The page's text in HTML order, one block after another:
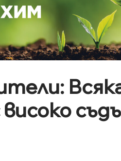
високо